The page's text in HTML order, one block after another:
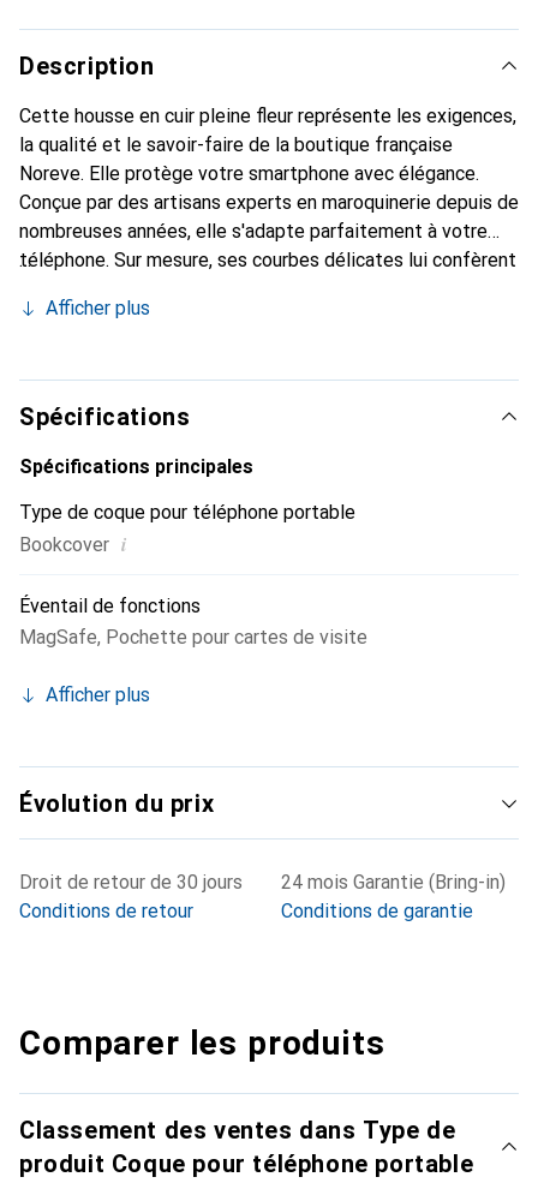
Description
Cette housse en cuir pleine fleur représente les exigences,
la qualité et le savoir-faire de la boutique française
Noreve. Elle protège votre smartphone avec élégance.
Conçue par des artisans experts en maroquinerie depuis de
nombreuses années, elle s'adapte parfaitement à votre
téléphone. Sur mesure, ses courbes délicates lui confèrent
et indispensable de votre smartphone. La marque Noreve
haute qualité et constitue un choix sûr pour une clientèle
exigeante.
Afficher plus
Spécifications
Spécifications principales
Type de coque pour téléphone portable
Bookcover i
Éventail de fonctions
MagSafe, Pochette pour cartes de visite
Afficher plus
Évolution du prix
Droit de retour de 30 jours
Conditions de retour
24 mois Garantie (Bring-in)
Conditions de garantie
Comparer les produits
Classement des ventes dans Type de
produit Coque pour téléphone portable